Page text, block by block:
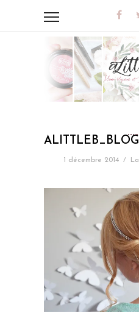
1 décembre 2014 /